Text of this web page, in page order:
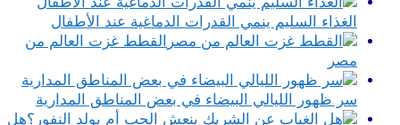
الغذاء السليم ينمي القدرات الدماغية عند الأطفال
القطط غزت العالم من
مصر
سر ظهور الليالي البيضاء في بعض المناطق المدارية
هل